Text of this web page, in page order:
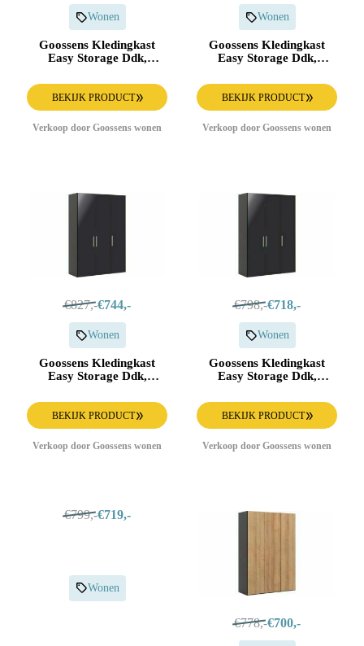
Wonen
Goossens Kledingkast
Easy Storage Ddk,
breed, 220 cm hoog, 3x
glas draaideur
BEKIJK PRODUCT
Verkoop door Goossens wonen
Wonen
Goossens Kledingkast
Easy Storage Ddk,
breed, 220 cm hoog, 2x
draaideur en 1x spiegel
draaideur midden
BEKIJK PRODUCT
Verkoop door Goossens wonen
€827,-€744,-
Wonen
Goossens Kledingkast
Easy Storage Ddk,
breed, 220 cm hoog, 3x
draaideur
BEKIJK PRODUCT
Verkoop door Goossens wonen
€798,-€718,-
Wonen
Goossens Kledingkast
Easy Storage Ddk,
breed, 220 cm hoog, 3x
draaideur
BEKIJK PRODUCT
Verkoop door Goossens wonen
€799,-€719,-
Wonen
€778,-€700,-